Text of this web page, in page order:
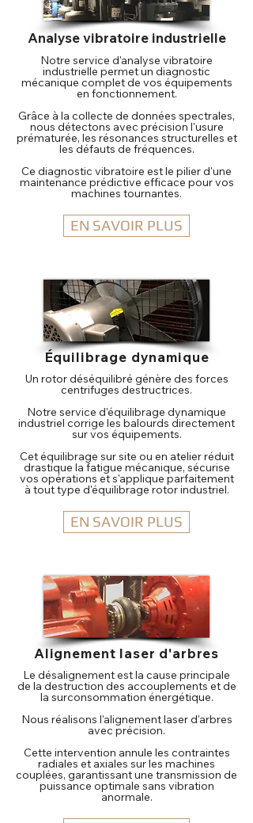
Analyse vibratoire industrielle
Notre service d'analyse vibratoire
industrielle permet un diagnostic
mécanique complet de vos équipements
en fonctionnement.
Grâce à la collecte de données spectrales,
nous détectons avec précision l'usure
prématurée, les résonances structurelles et
les défauts de fréquences.
Ce diagnostic vibratoire est le pilier d'une
maintenance prédictive efficace pour vos
machines tournantes.
EN SAVOIR PLUS
Équilibrage dynamique
Un rotor déséquilibré génère des forces
centrifuges destructrices.
Notre service d'équilibrage dynamique
industriel corrige les balourds directement
sur vos équipements.
Cet équilibrage sur site ou en atelier réduit
drastique la fatigue mécanique, sécurise
vos opérations et s'applique parfaitement
à tout type d'équilibrage rotor industriel.
EN SAVOIR PLUS
Alignement laser d'arbres
Le désalignement est la cause principale
de la destruction des accouplements et de
la surconsommation énergétique.
Nous réalisons l'alignement laser d'arbres
avec précision.
Cette intervention annule les contraintes
radiales et axiales sur les machines
couplées, garantissant une transmission de
puissance optimale sans vibration
anormale.